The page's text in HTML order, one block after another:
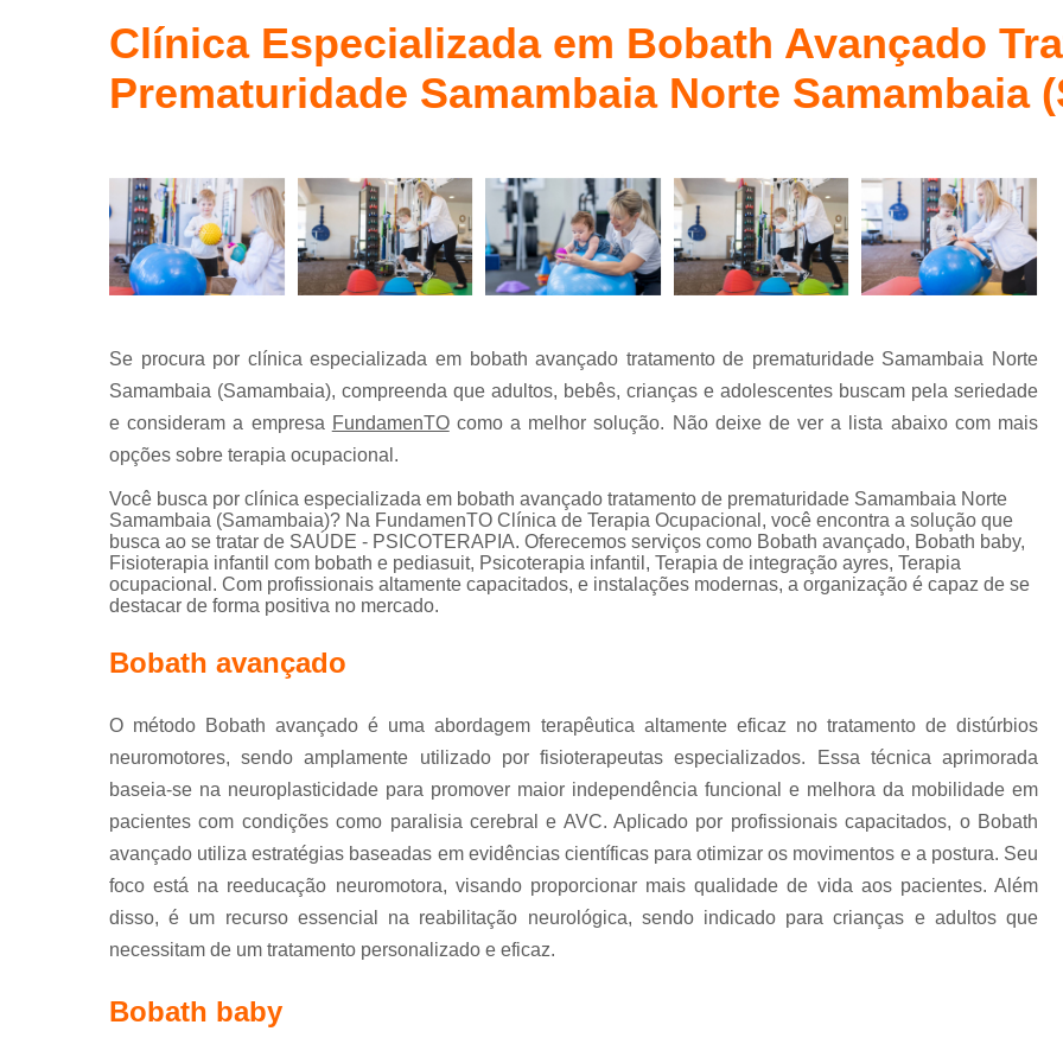
ocupacional
conceito
Fisioterapia Bobath Infantil para Autismo
Fisioterapia Infantil
Fisioterapia
Fisioterapia Infantil Águas Claras
Fisioterapia Infantil Pediasuit para
Fisioterapia Pediátrica Bobath
Psicoterapia com Crianças
Psicoterapia em
Psicoterapia para Autismo Infantil
Psicoterapia para Criança com
Terapia de Integração Ayres para Autismo
Terapia de Integração
Terapia de Integração Sensorial de Ayres
Terapia de Integração Sensorial de
Terapia Ocupacional com
Terapia Sensorial de Ayres
Terapia Ocupacional Bobath
Terapia Ocupacional
Clínica Especializada em Bobath Avançado
Prematuridade Samambaia Norte Samambaia
Se procura por clínica especializada em bobath avançado tratamento de prematuridade Samambaia Norte
Samambaia (Samambaia), compreenda que adultos, bebês, crianças e adolescentes buscam pela seriedade
e consideram a empresa FundamenTOcomo a melhor solução. Não deixe de ver a lista abaixo com mais
opções sobre terapia ocupacional.
Você busca por clínica especializada em bobath avançado tratamento de prematuridade Samambaia Norte
Samambaia (Samambaia)? Na FundamenTO Clínica de Terapia Ocupacional, você encontra a solução que
busca ao se tratar de SAÚDE - PSICOTERAPIA. Oferecemos serviços como Bobath avançado, Bobath baby,
Fisioterapia infantil com bobath e pediasuit, Psicoterapia infantil, Terapia de integração ayres, Terapia
ocupacional. Com profissionais altamente capacitados, e instalações modernas, a organização é capaz de se
destacar de forma positiva no mercado.
Bobath avançado
O método Bobath avançado é uma abordagem terapêutica altamente eficaz no tratamento de distúrbios
neuromotores, sendo amplamente utilizado por fisioterapeutas especializados. Essa técnica aprimorada
baseia-se na neuroplasticidade para promover maior independência funcional e melhora da mobilidade em
pacientes com condições como paralisia cerebral e AVC. Aplicado por profissionais capacitados, o Bobath
avançado utiliza estratégias baseadas em evidências científicas para otimizar os movimentos e a postura. Seu
foco está na reeducação neuromotora, visando proporcionar mais qualidade de vida aos pacientes. Além
disso, é um recurso essencial na reabilitação neurológica, sendo indicado para crianças e adultos que
necessitam de um tratamento personalizado e eficaz.
Bobath baby